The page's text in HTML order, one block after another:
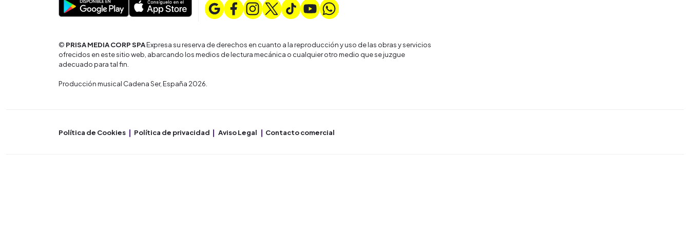
© PRISA MEDIA CORP SPAExpresa su reserva de derechos en cuanto a la reproducción y uso de las obras y servicios
ofrecidos en este sitio web, abarcando los medios de lectura mecánica o cualquier otro medio que se juzgue
adecuado para tal fin.
Producción musical Cadena Ser, España 2026.
Política de Cookies Política de privacidad Aviso Legal Contacto comercial